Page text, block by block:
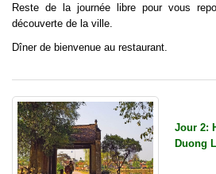
Reste de la journée libre pour vous
découverte de la ville.
Dîner de bienvenue au restaurant.
Jour 2:
Duong